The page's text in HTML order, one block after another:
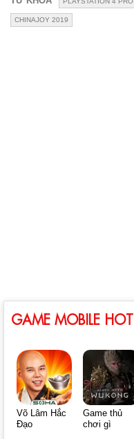
CHINAJOY 2019
GAME MOBILE HOT
Võ Lâm Hắc
Đạo
Game thủ
chơi gì